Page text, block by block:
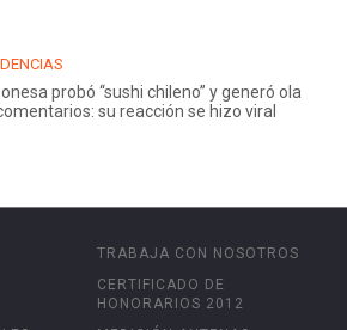
probó “sushi chileno” y generó ola
su reacción se hizo viral
TRABAJA CON NOSOTROS
CERTIFICADO DE
HONORARIOS 2012